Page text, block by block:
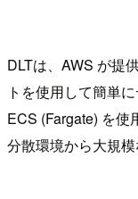
DLTは、AWS が提
トを使用して簡単
ECS (Fargate) を使
分散環境から大規模